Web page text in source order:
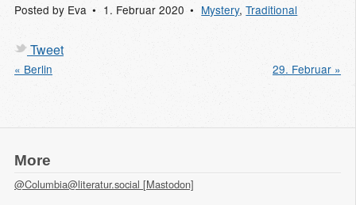
Posted by Eva 1. Februar 2020 Mystery,Traditional
Tweet
« Berlin 29. Februar »
More
@Columbia@literatur.social [Mastodon]